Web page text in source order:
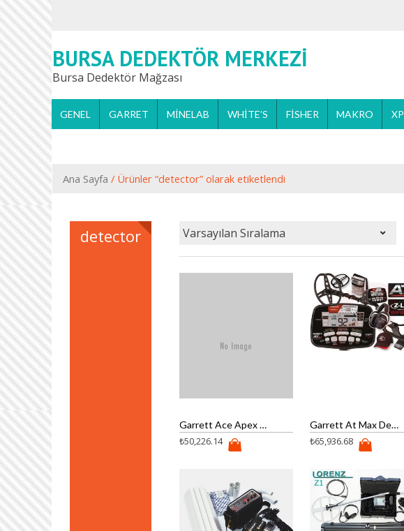
BURSA DEDEKTÖR MERKEZI
Bursa Dedektör Mağzası
GENEL GARRET MINELAB WHITE’S FISHER MAKRO XP
Ana Sayfa / Ürünler “detector” olarak etiketlendi
detector
Garrett Ace Apex Dedektör
₺50,226.14
Garrett At Max Dedektör
₺65,936.68